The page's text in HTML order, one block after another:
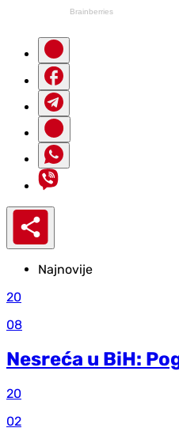
Najnovije
20
08
Nesreća u BiH:
20
02